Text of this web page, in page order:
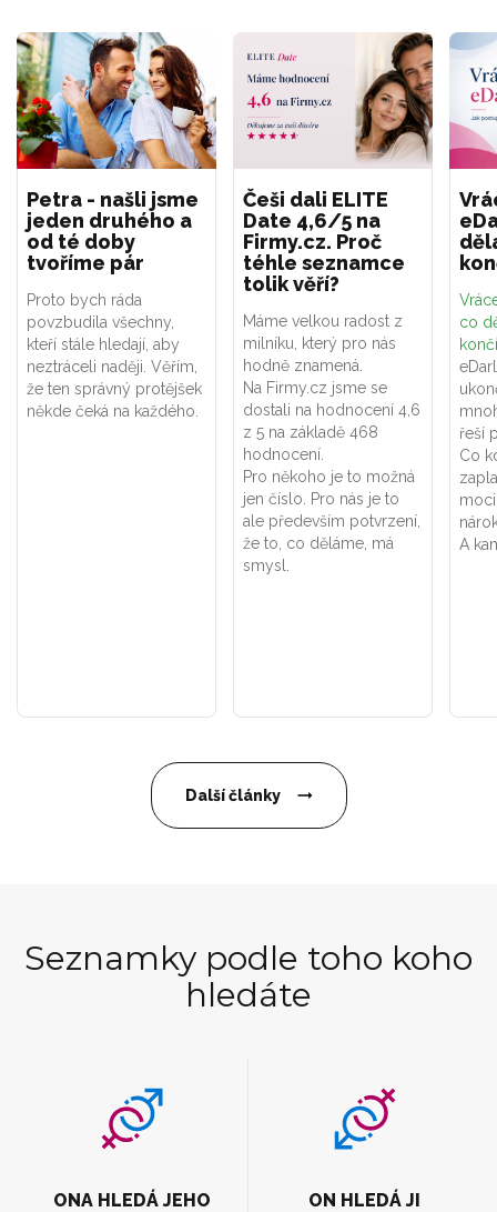
Petra - našli jsme
jeden druhého a
od té doby
tvoříme pár
Proto bych ráda
povzbudila všechny,
kteří stále hledají, aby
neztráceli naději. Věřím,
že ten správný protějšek
někde čeká na každého.
Češi dali ELITE
Date 4,6/5 na
Firmy.cz. Proč
téhle seznamce
tolik věří?
Máme velkou radost z
milníku, který pro nás
hodně znamená.
Na Firmy.cz jsme se
dostali na hodnocení 4,6
z 5 na základě 468
hodnocení.
Pro někoho je to možná
jen číslo. Pro nás je to
ale především potvrzení,
že to, co děláme, má
smysl.
co
řeší
Co
A
Další články
Seznamky podle toho koho
hledáte
ONA HLEDÁ JEHO ON HLEDÁ JI